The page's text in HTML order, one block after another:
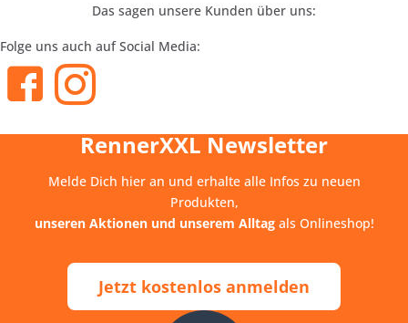
Das sagen unsere Kunden über uns:
Folge uns auch auf Social Media:
RennerXXL Newsletter
Melde Dich hier an und erhalte alle Infos zu neuen
Produkten,
unseren Aktionen und unserem Alltagals Onlineshop!
Jetzt kostenlos anmelden